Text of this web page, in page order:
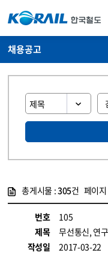
채용공고
총게시물 :305건 페이지
번호
105
제목
무선통신, 연
작성일
2017-03-22